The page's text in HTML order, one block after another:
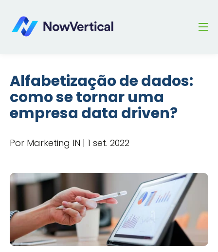
Alfabetização de dados:
como se tornar uma
empresa data driven?
Por Marketing IN | 1 set. 2022